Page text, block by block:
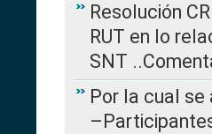
Resolución
RUT en lo
SNT
Por la cual se